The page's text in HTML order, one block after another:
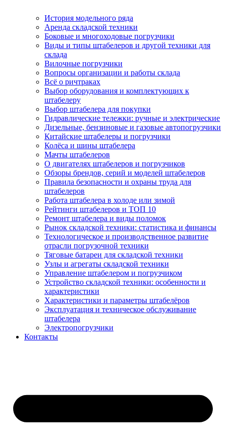
История модельного ряда
Аренда складской техники
Боковые и многоходовые погрузчики
Виды и типы штабелеров и другой техники для
склада
Вилочные погрузчики
Вопросы организации и работы склада
Всё о ричтраках
Выбор оборудования и комплектующих к
штабелеру
Выбор штабелера для покупки
Гидравлические тележки: ручные и электрические
Дизельные, бензиновые и газовые автопогрузчики
Китайские штабелеры и погрузчики
Колёса и шины штабелера
Мачты штабелеров
О двигателях штабелеров и погрузчиков
Обзоры брендов, серий и моделей штабелеров
Правила безопасности и охраны труда для
штабелеров
Работа штабелера в холоде или зимой
Рейтинги штабелеров и ТОП 10
Ремонт штабелера и виды поломок
Рынок складской техники: статистика и финансы
Технологическое и производственное развитие
отрасли погрузочной техники
Тяговые батареи для складской техники
Узлы и агрегаты складской техники
Управление штабелером и погрузчиком
Устройство складской техники: особенности и
характеристики
Характеристики и параметры штабелёров
Эксплуатация и техническое обслуживание
штабелера
Электропогрузчики
Контакты